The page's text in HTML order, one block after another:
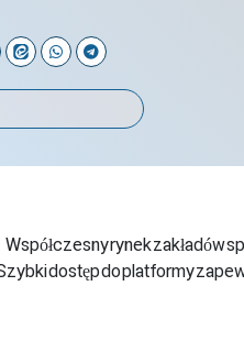
Współczesny rynek zakładów
dostęp do platformy